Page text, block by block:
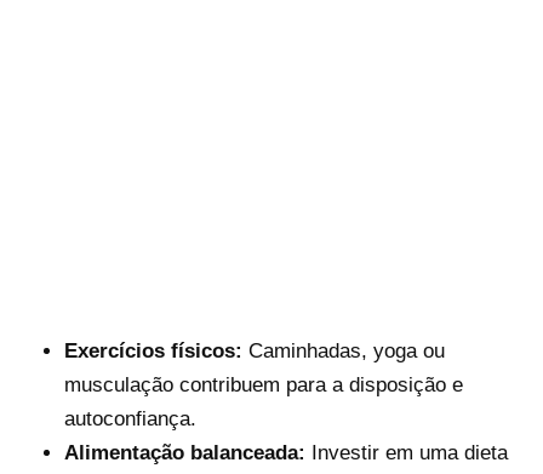
Exercícios físicos: Caminhadas, yoga ou
musculação contribuem para a disposição e
autoconfiança.
Alimentação balanceada: Investir em uma dieta